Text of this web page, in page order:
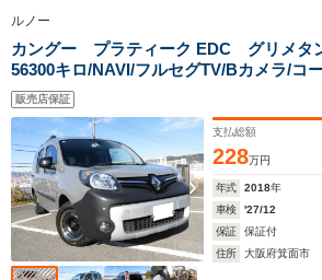
ルノー
カングー プラティーク EDC グリメタ
56300キロ/NAVI/フルセグTV/Bカメラ/コ
マルチルーフレール/ドラレコ/ETC2.0/ボ
ート済/新品タイヤ/車検令和9年12月/ワン
販売店保証
支払総額
228万円
年式 2018年
車検
'27/12
保証
保証付
住所
大阪府箕面市